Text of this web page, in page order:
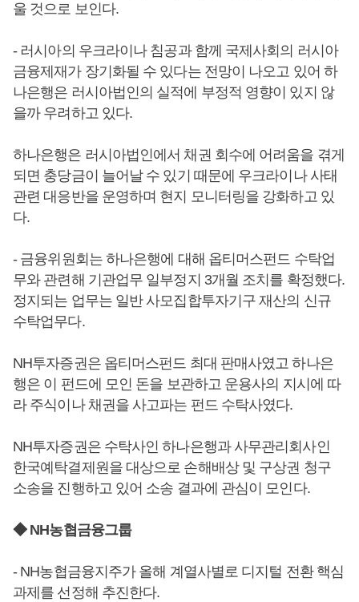
울 것으로 보인다.
- 러시아의 우크라이나 침공과 함께 국제사회의 러시아
금융제재가 장기화될 수 있다는 전망이 나오고 있어 하
나은행은 러시아법인의 실적에 부정적 영향이 있지 않
을까 우려하고 있다.
하나은행은 러시아법인에서 채권 회수에 어려움을 겪게
되면 충당금이 늘어날 수 있기 때문에 우크라이나 사태
관련 대응반을 운영하며 현지 모니터링을 강화하고 있
다.
- 금융위원회는 하나은행에 대해 옵티머스펀드 수탁업
무와 관련해 기관업무 일부정지 3개월 조치를 확정했다.
정지되는 업무는 일반 사모집합투자기구 재산의 신규
수탁업무다.
NH투자증권은 옵티머스펀드 최대 판매사였고 하나은
행은 이 펀드에 모인 돈을 보관하고 운용사의 지시에 따
라 주식이나 채권을 사고파는 펀드 수탁사였다.
NH투자증권은 수탁사인 하나은행과 사무관리회사인
한국예탁결제원을 대상으로 손해배상 및 구상권 청구
소송을 진행하고 있어 소송 결과에 관심이 모인다.
◆ NH농협금융그룹
- NH농협금융지주가 올해 계열사별로 디지털 전환 핵심
과제를 선정해 추진한다.